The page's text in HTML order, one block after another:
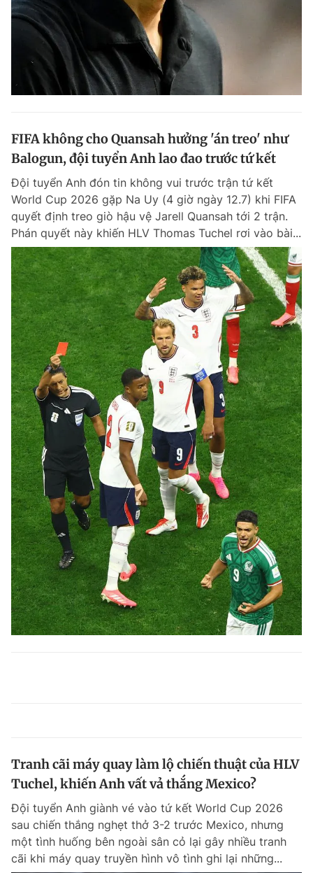
FIFA không cho Quansah hưởng 'án treo' như
Balogun, đội tuyển Anh lao đao trước tứ kết
Đội tuyển Anh đón tin không vui trước trận tứ kết
World Cup 2026 gặp Na Uy (4 giờ ngày 12.7) khi FIFA
quyết định treo giò hậu vệ Jarell Quansah tới 2 trận.
Phán quyết này khiến HLV Thomas Tuchel rơi vào bài...
Tranh cãi máy quay làm lộ chiến thuật của HLV
Tuchel, khiến Anh vất vả thắng Mexico?
Đội tuyển Anh giành vé vào tứ kết World Cup 2026
sau chiến thắng nghẹt thở 3-2 trước Mexico, nhưng
một tình huống bên ngoài sân cỏ lại gây nhiều tranh
cãi khi máy quay truyền hình vô tình ghi lại những...